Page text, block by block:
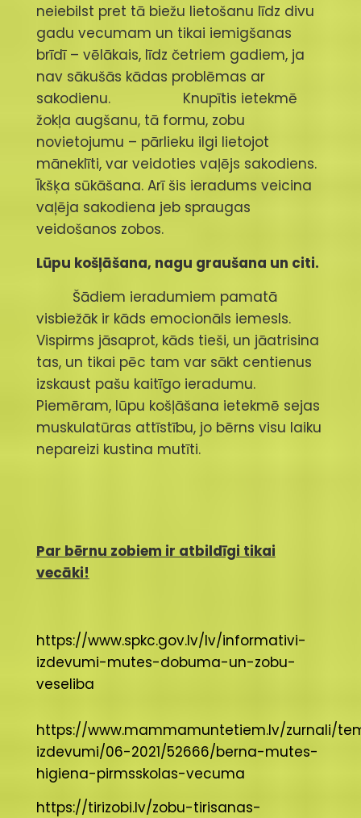
neiebilst pret tā biežu lietošanu līdz divu
gadu vecumam un tikai iemigšanas
brīdī – vēlākais, līdz četriem gadiem, ja
nav sākušās kādas problēmas ar
sakodienu. Knupītis ietekmē
žokļa augšanu, tā formu, zobu
novietojumu – pārlieku ilgi lietojot
māneklīti, var veidoties vaļējs sakodiens.
Īkšķa sūkāšana. Arī šis ieradums veicina
vaļēja sakodiena jeb spraugas
veidošanos zobos.
Lūpu košļāšana, nagu graušana un citi.
Šādiem ieradumiem pamatā
visbiežāk ir kāds emocionāls iemesls.
Vispirms jāsaprot, kāds tieši, un jāatrisina
tas, un tikai pēc tam var sākt centienus
izskaust pašu kaitīgo ieradumu.
Piemēram, lūpu košļāšana ietekmē sejas
muskulatūras attīstību, jo bērns visu laiku
nepareizi kustina mutīti.
Par bērnu zobiem ir atbildīgi tikai
vecāki!
https://www.spkc.gov.lv/lv/informativi-
izdevumi-mutes-dobuma-un-zobu-
veseliba
https://www.mammamuntetiem.lv/zurnali/
izdevumi/06-2021/52666/berna-mutes-
higiena-pirmsskolas-vecuma
https://tirizobi.lv/zobu-tirisanas-